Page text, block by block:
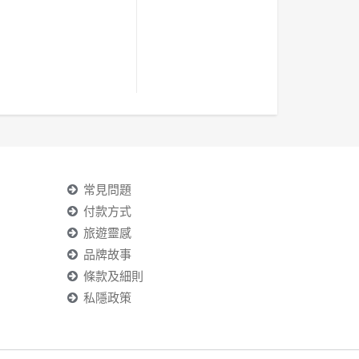
常見問題
付款方式
旅遊靈感
品牌故事
條款及細則
私隱政策